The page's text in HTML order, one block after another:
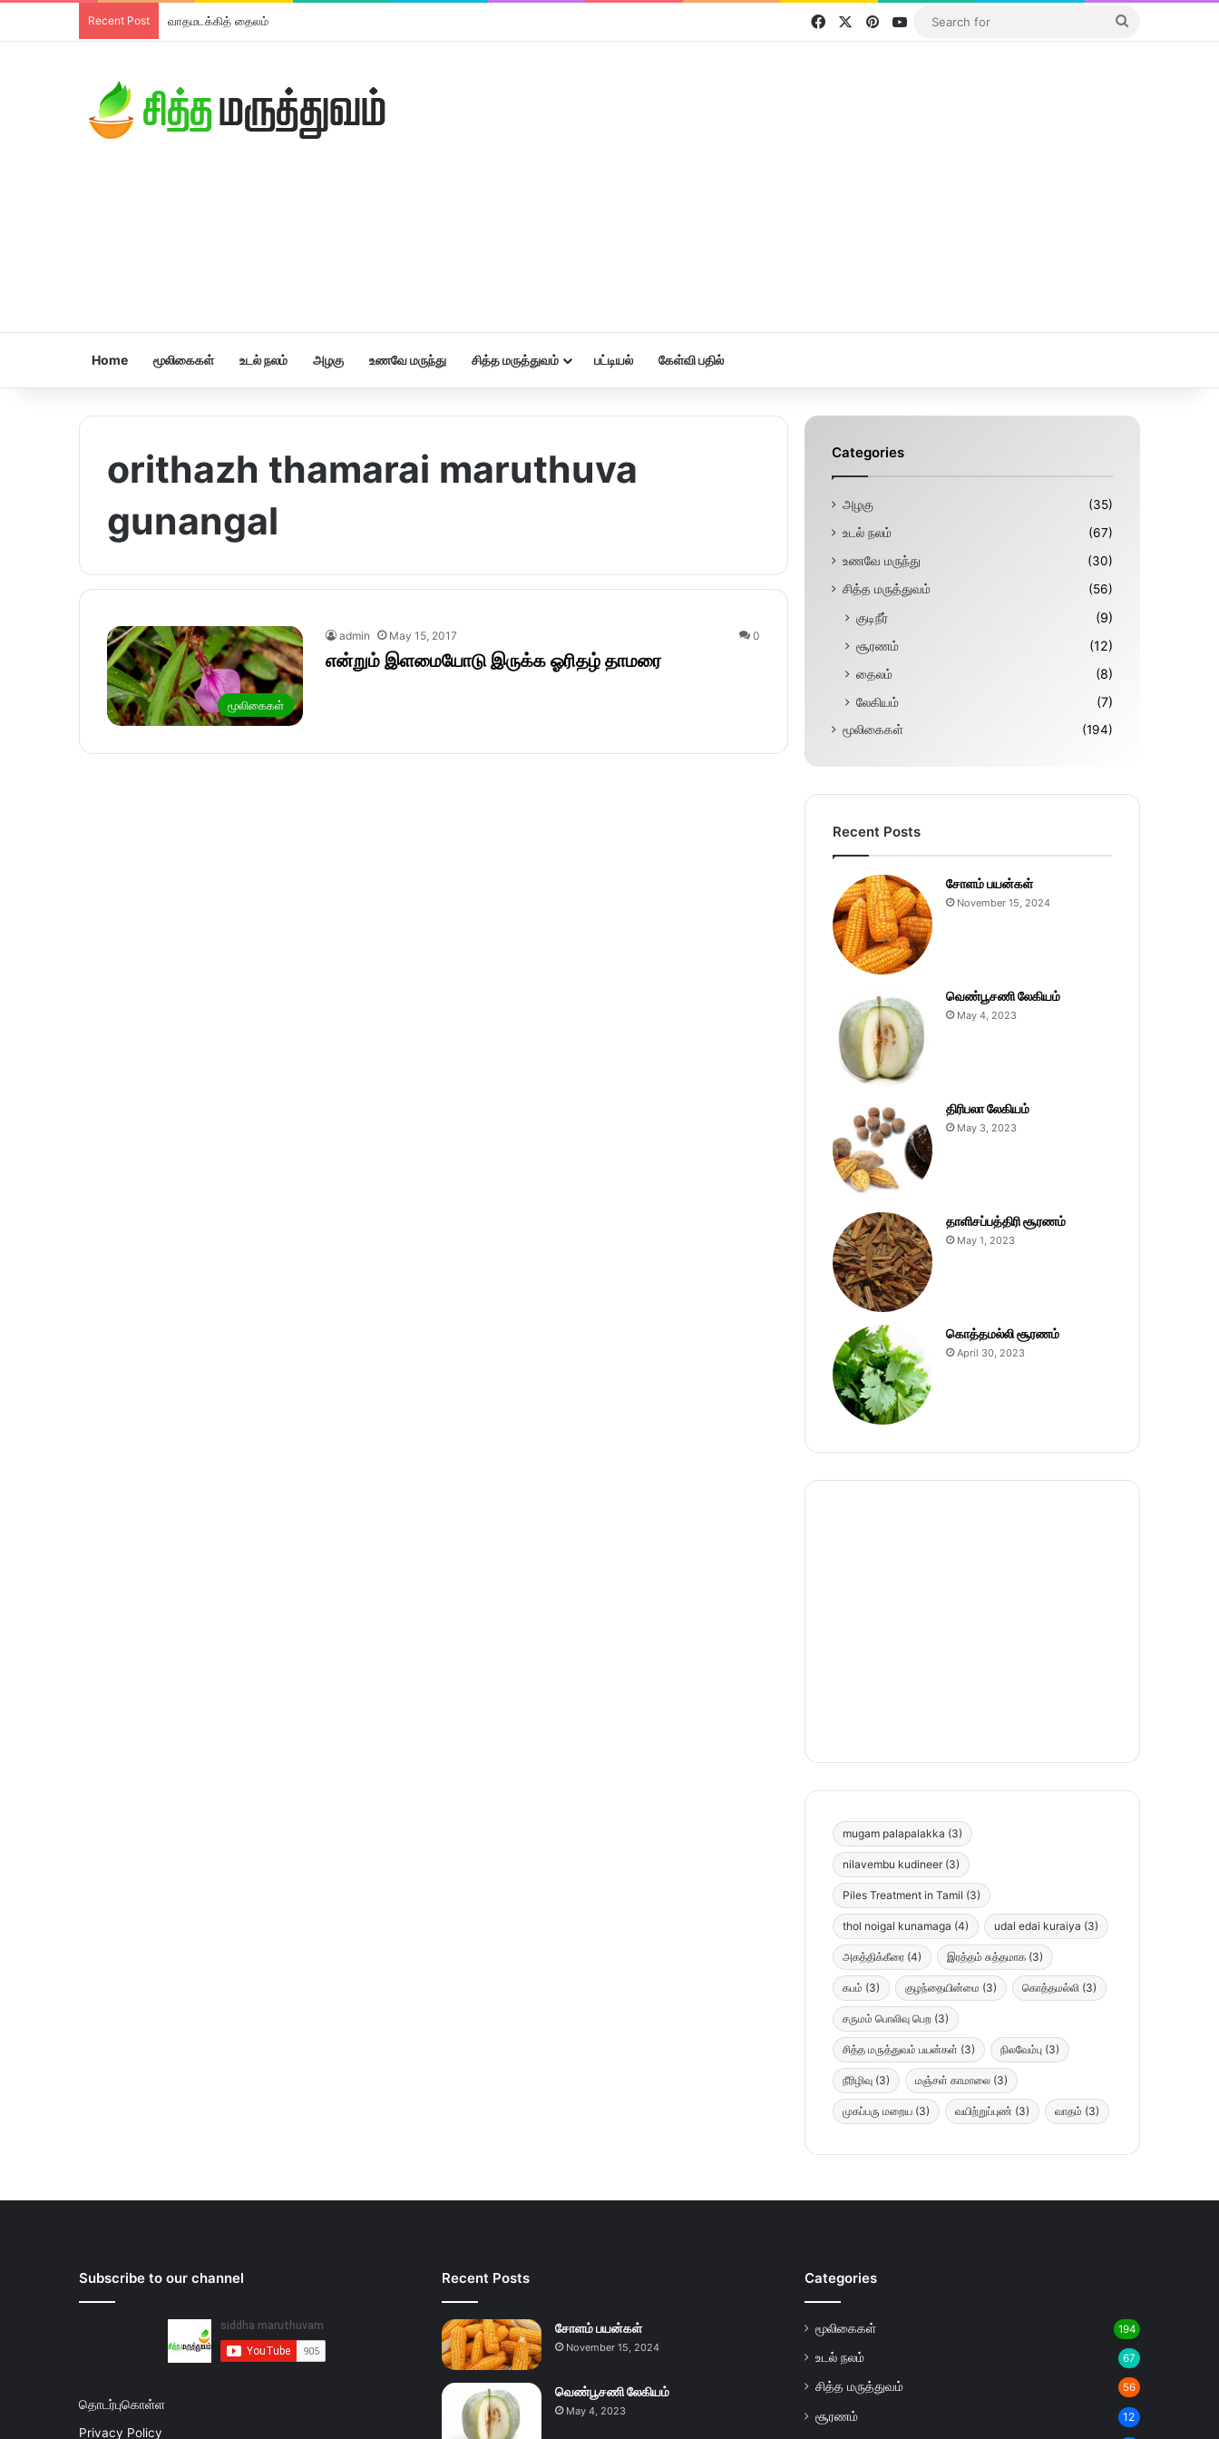
Recent Post வாதமடக்கித் தைலம் FacebookPinterestYouTube
Home மூலிகைகள் உடல் நலம் அழகு உணவே மருந்து சித்த மருத்துவம் பட்டியல் கேள்வி பதில்
orithazh thamarai maruthuva
gunangal
மூலிகைகள்
admin May 15, 2017 0
என்றும் இளமையோடு இருக்க ஓரிதழ் தாமரை
Categories
அழகு
(35)
உடல் நலம்
(67)
உணவே மருந்து
(30)
சித்த மருத்துவம்
(56)
குடிநீர்
(9)
சூரணம்
(12)
தைலம்
(8)
லேகியம்
(7)
மூலிகைகள் (194)
Recent Posts
சோளம் பயன்கள்
November 15, 2024
வெண்பூசணி லேகியம்
May 4, 2023
திரிபலா லேகியம்
May 3, 2023
தாளிசப்பத்திரி சூரணம்
May 1, 2023
கொத்தமல்லி சூரணம்
April 30, 2023
mugam palapalakka (3)
nilavembu kudineer (3)
Piles Treatment in Tamil (3)
thol noigal kunamaga (4) udal edai kuraiya (3)
அகத்திக்கீரை (4) இரத்தம் சுத்தமாக (3)
கபம் (3) குழந்தையின்மை (3) கொத்தமல்லி (3)
சருமம் பொலிவு பெற (3)
சித்த மருத்துவம் பயன்கள் (3) நிலவேம்பு (3)
நீரிழிவு (3) மஞ்சள் காமாலை (3)
முகப்பரு மறைய (3) வயிற்றுப்புண் (3) வாதம் (3)
Subscribe to our channel
தொடர்புகொள்ள
Privacy Policy
Recent Posts
சோளம் பயன்கள்
November 15, 2024
வெண்பூசணி லேகியம்
May 4, 2023
Categories
மூலிகைகள் 194
உடல் நலம் 67
சித்த மருத்துவம் 56
சூரணம் 12